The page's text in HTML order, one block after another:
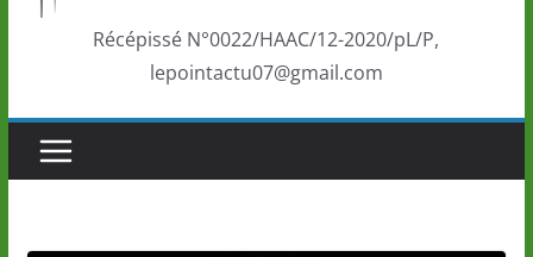
Récépissé N°0022/HAAC/12-2020/pL/P,
lepointactu07@gmail.com